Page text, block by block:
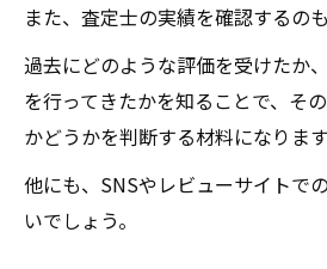
また、査定士の実績を確認するのも
過去にどのような評価を受けたか
を行ってきたかを知ることで、そ
かどうかを判断する材料になります
他にも、SNSやレビューサイトで
いでしょう。